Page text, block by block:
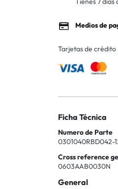
Medios de
Tarjetas de crédito
Ficha Técnica
Numero de Parte
0301040RBD042-
Cross reference
0603AAB0030N
General